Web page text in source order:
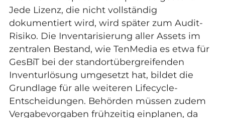
Jede Lizenz, die nicht vollständig
dokumentiert wird, wird später zum Audit-
Risiko. Die Inventarisierung aller Assets im
zentralen Bestand, wie TenMedia es etwa für
GesBiT bei der standortübergreifenden
Inventurlösung umgesetzt hat, bildet die
Grundlage für alle weiteren Lifecycle-
Entscheidungen. Behörden müssen zudem
Vergabevorgaben frühzeitig einplanen, da